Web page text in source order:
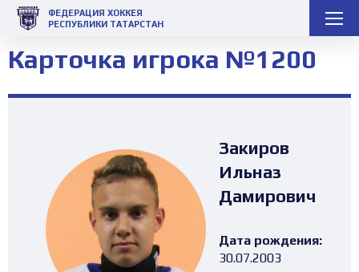
ФЕДЕРАЦИЯ ХОККЕЯ
РЕСПУБЛИКИ ТАТАРСТАН
Карточка игрока №1200
Закиров
Ильназ
Дамирович
Дата рождения:
30.07.2003